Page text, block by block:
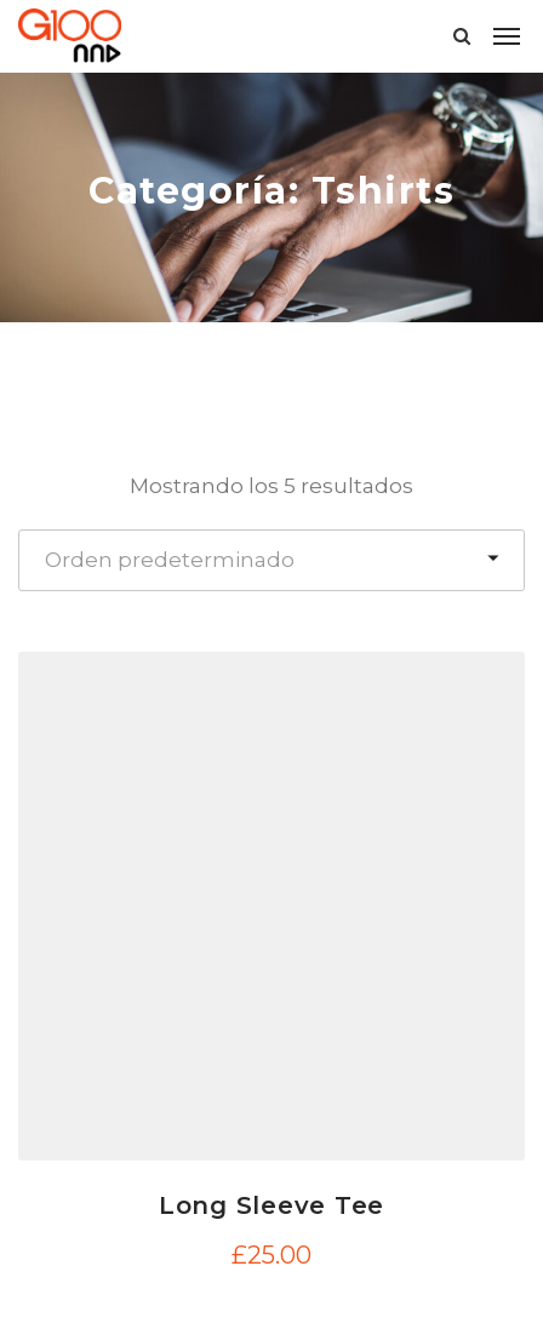
Categoría:Tshirts
Mostrando los 5 resultados
Long Sleeve Tee
£25.00